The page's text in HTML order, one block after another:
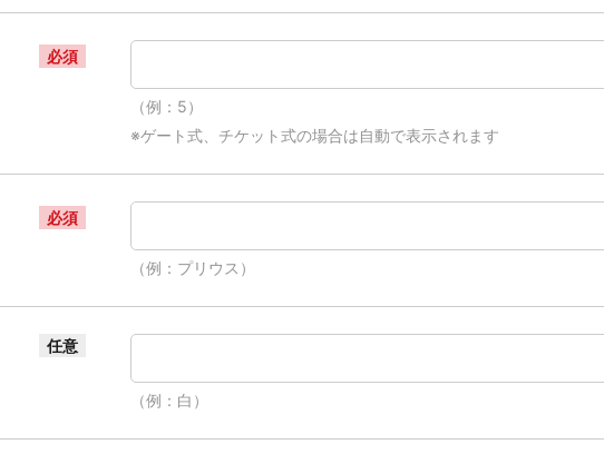
必須
（例：5）
※ゲート式、チケット式の場合は自動で表示されます
必須
（例：プリウス）
任意
（例：白）